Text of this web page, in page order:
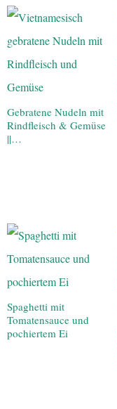
Gebratene Nudeln mit
Rindfleisch & Gemüse
||…
Spaghetti mit
Tomatensauce und
pochiertem Ei